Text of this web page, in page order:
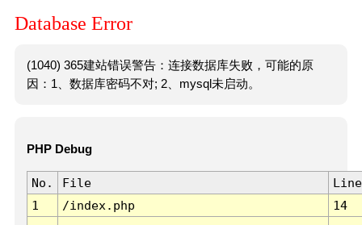
Database Error
(1040) 365建站错误警告：连接数据库失败，可能的原
因：1、数据库密码不对; 2、mysql未启动。
PHP Debug
No. File
Line
1
/index.php 14